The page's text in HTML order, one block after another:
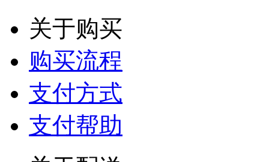
关于购买
购买流程
支付方式
支付帮助